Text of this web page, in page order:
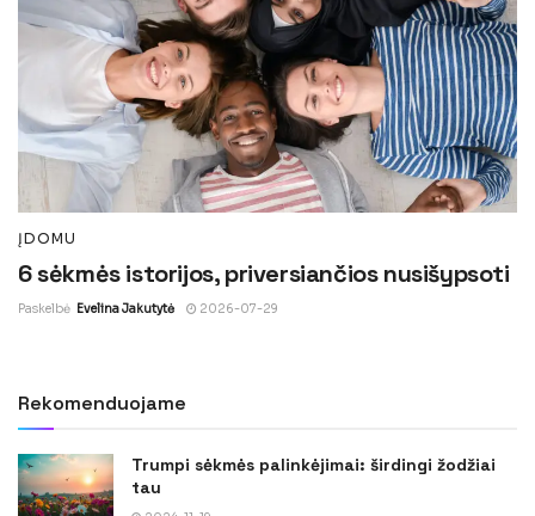
ĮDOMU
6 sėkmės istorijos, priversiančios nusišypsoti
Paskelbė Evelina Jakutytė 2026-07-29
Rekomenduojame
Trumpi sėkmės palinkėjimai: širdingi žodžiai
tau